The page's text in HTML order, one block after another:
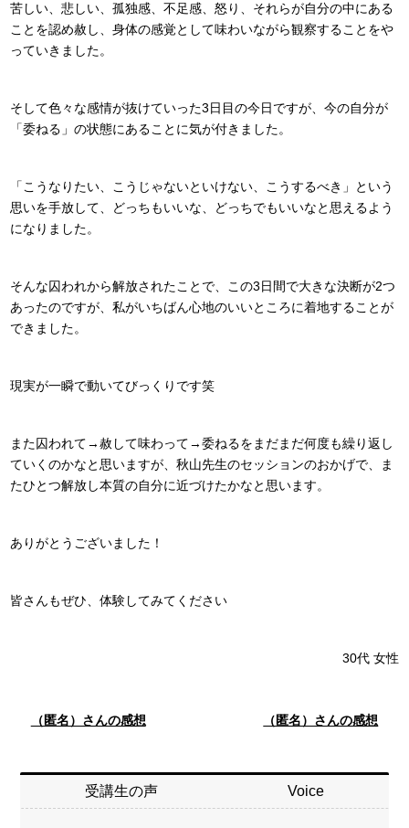
苦しい、悲しい、孤独感、不足感、怒り、それらが自分の中にある
ことを認め赦し、身体の感覚として味わいながら観察することをや
っていきました。
そして色々な感情が抜けていった3日目の今日ですが、今の自分が
「委ねる」の状態にあることに気が付きました。
「こうなりたい、こうじゃないといけない、こうするべき」という
思いを手放して、どっちもいいな、どっちでもいいなと思えるよう
になりました。
そんな囚われから解放されたことで、この3日間で大きな決断が2つ
あったのですが、私がいちばん心地のいいところに着地することが
できました。
現実が一瞬で動いてびっくりです笑
また囚われて→赦して味わって→委ねるをまだまだ何度も繰り返し
ていくのかなと思いますが、秋山先生のセッションのおかげで、ま
たひとつ解放し本質の自分に近づけたかなと思います。
ありがとうございました！
皆さんもぜひ、体験してみてください
30代 女性
（匿名）さんの感想 （匿名）さんの感想
受講生の声 Voice